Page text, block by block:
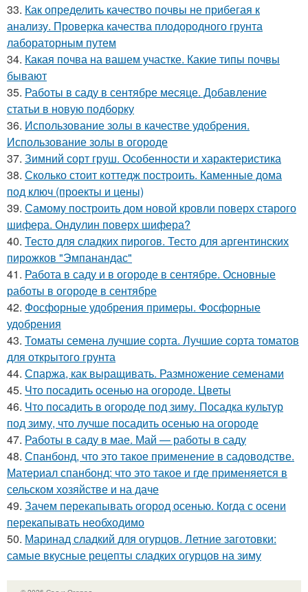
33. Как определить качество почвы не прибегая к
анализу. Проверка качества плодородного грунта
лабораторным путем
34. Какая почва на вашем участке. Какие типы почвы
бывают
35. Работы в саду в сентябре месяце. Добавление
статьи в новую подборку
36. Использование золы в качестве удобрения.
Использование золы в огороде
37. Зимний сорт груш. Особенности и характеристика
38. Сколько стоит коттедж построить. Каменные дома
под ключ (проекты и цены)
39. Самому построить дом новой кровли поверх старого
шифера. Ондулин поверх шифера?
40. Тесто для сладких пирогов. Тесто для аргентинских
пирожков "Эмпанандас"
41. Работа в саду и в огороде в сентябре. Основные
работы в огороде в сентябре
42. Фосфорные удобрения примеры. Фосфорные
удобрения
43. Томаты семена лучшие сорта. Лучшие сорта томатов
для открытого грунта
44. Спаржа, как выращивать. Размножение семенами
45. Что посадить осенью на огороде. Цветы
46. Что посадить в огороде под зиму. Посадка культур
под зиму, что лучше посадить осенью на огороде
47. Работы в саду в мае. Май — работы в саду
48. Спанбонд, что это такое применение в садоводстве.
Материал спанбонд: что это такое и где применяется в
сельском хозяйстве и на даче
49. Зачем перекапывать огород осенью. Когда с осени
перекапывать необходимо
50. Маринад сладкий для огурцов. Летние заготовки:
самые вкусные рецепты сладких огурцов на зиму